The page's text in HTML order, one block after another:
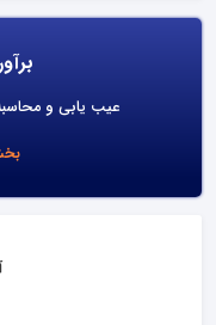
عیب یابی و